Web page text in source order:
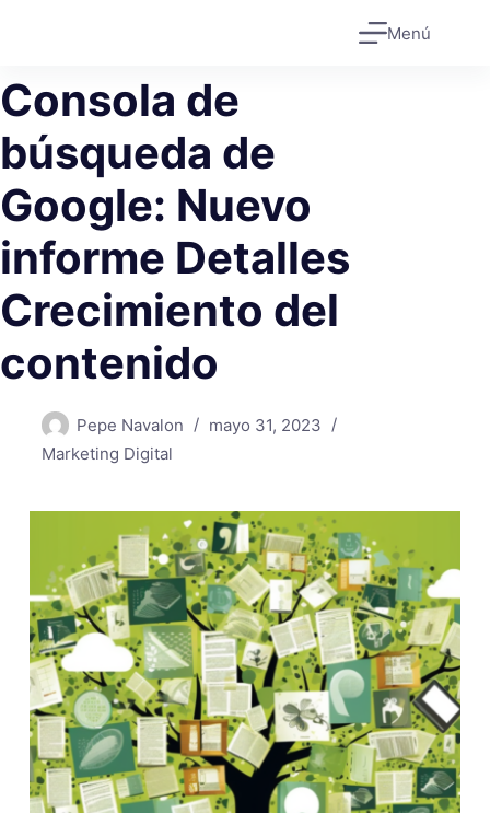
Menú
Consola de
búsqueda de
Google: Nuevo
informe Detalles
Crecimiento del
contenido
Pepe Navalon
mayo 31, 2023
Marketing Digital